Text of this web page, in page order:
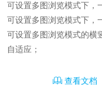
可设置多图浏览模式下，
可设置多图浏览模式下，
可设置多图浏览模式的横
自适应；
查看文档